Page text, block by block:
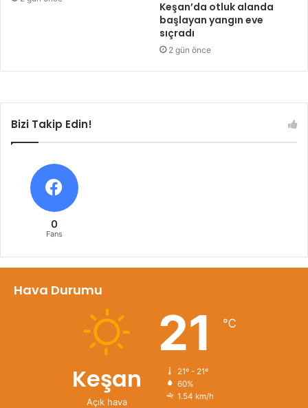
Keşan’da otluk alanda
başlayan yangın eve
sıçradı
2 gün önce
Bizi Takip Edin!
0
Fans
Hava Durumu
Keşan
Açık hava
21 ℃
21º - 21º
60%
1.54 km/h